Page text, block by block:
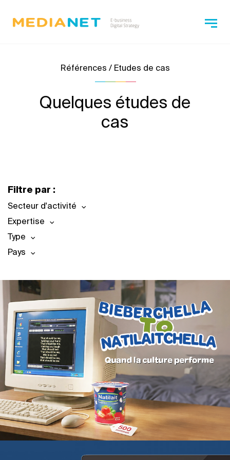
Références / Etudes de cas
Quelques études de
cas
Filtre par :
Secteur d'activité
Expertise
Type
Pays